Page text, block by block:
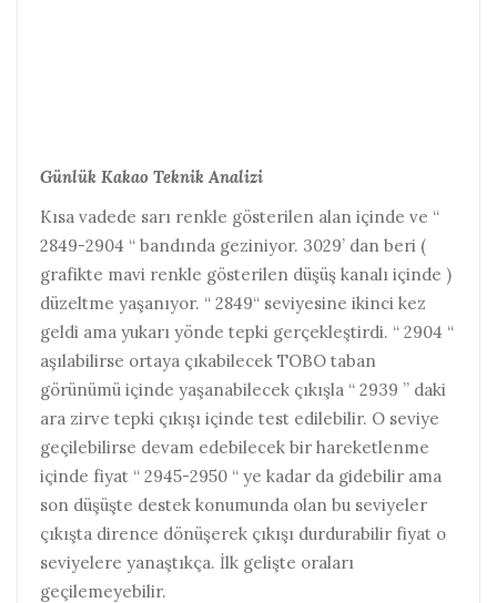
Günlük Kakao Teknik Analizi
Kısa vadede sarı renkle gösterilen alan içinde ve “
2849-2904 “ bandında geziniyor. 3029’ dan beri (
grafikte mavi renkle gösterilen düşüş kanalı içinde )
düzeltme yaşanıyor. “ 2849“ seviyesine ikinci kez
geldi ama yukarı yönde tepki gerçekleştirdi. “ 2904 “
aşılabilirse ortaya çıkabilecek TOBO taban
görünümü içinde yaşanabilecek çıkışla “ 2939 ” daki
ara zirve tepki çıkışı içinde test edilebilir. O seviye
geçilebilirse devam edebilecek bir hareketlenme
içinde fiyat “ 2945-2950 “ ye kadar da gidebilir ama
son düşüşte destek konumunda olan bu seviyeler
çıkışta dirence dönüşerek çıkışı durdurabilir fiyat o
seviyelere yanaştıkça. İlk gelişte oraları
geçilemeyebilir.